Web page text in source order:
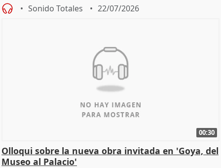
Sonido Totales 22/07/2026
00:30
Olloqui sobre la nueva obra invitada en 'Goya, del
Museo al Palacio'